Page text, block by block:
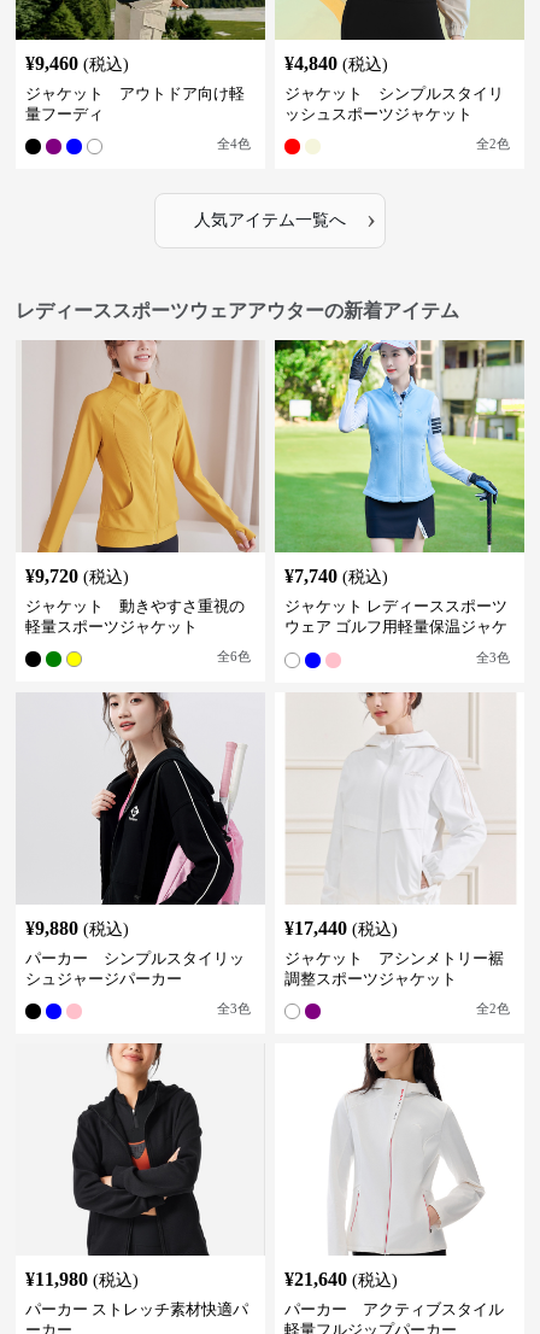
¥9,460 (税込)
ジャケット アウトドア向け軽
量フーディ
全4色
¥4,840 (税込)
ジャケット シンプルスタイリ
ッシュスポーツジャケット
全2色
人気アイテム一覧へ ›
レディーススポーツウェアアウターの新着アイテム
¥9,720 (税込)
ジャケット 動きやすさ重視の
軽量スポーツジャケット
全6色
¥7,740 (税込)
ジャケット レディーススポーツ
ウェア ゴルフ用軽量保温ジャケ
全3色
¥9,880 (税込)
パーカー シンプルスタイリッ
シュジャージパーカー
全3色
¥17,440 (税込)
ジャケット アシンメトリー裾
調整スポーツジャケット
全2色
¥11,980 (税込)
パーカー ストレッチ素材快適パ
ーカー
¥21,640 (税込)
パーカー アクティブスタイル
軽量フルジップパーカー